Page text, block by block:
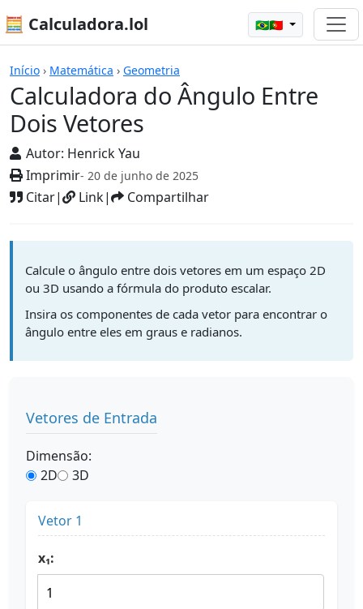
🧮 Calculadora.lol 🇧🇷🇵🇹
Início › Matemática › Geometria
Calculadora do Ângulo Entre
Dois Vetores
Autor: Henrick Yau
Imprimir- 20 de junho de 2025
Citar| Link| Compartilhar
Calculadoras
Calcule o ângulo entre dois vetores em um espaço 2D
ou 3D usando a fórmula do produto escalar.
Insira os componentes de cada vetor para encontrar o
ângulo entre eles em graus e radianos.
Vetores de Entrada
Dimensão:
2D
3D
Vetor 1
x₁: